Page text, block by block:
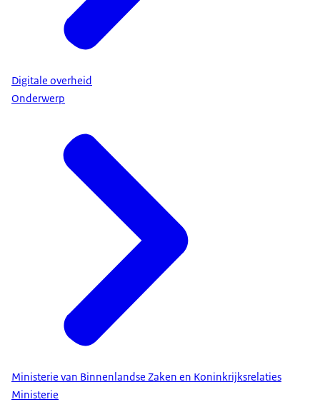
Digitale overheid
Onderwerp
Ministerie van Binnenlandse Zaken en Koninkrijksrelaties
Ministerie